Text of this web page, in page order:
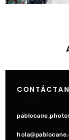
de